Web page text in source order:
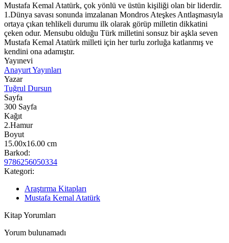
Mustafa Kemal Atatürk, çok yönlü ve üstün kişiliği olan bir liderdir.
1.Dünya savası sonunda imzalanan Mondros Ateşkes Antlaşmasıyla
ortaya çıkan tehlikeli durumu ilk olarak görüp milletin dikkatini
çeken odur. Mensubu olduğu Türk milletini sonsuz bir aşkla seven
Mustafa Kemal Atatürk milleti için her turlu zorluğa katlanmış ve
kendini ona adamıştır.
Yayınevi
Anayurt Yayınları
Yazar
Tuğrul Dursun
Sayfa
300 Sayfa
Kağıt
2.Hamur
Boyut
15.00x16.00 cm
Barkod:
9786256050334
Kategori:
Araştırma Kitapları
Mustafa Kemal Atatürk
Kitap Yorumları
Yorum bulunamadı